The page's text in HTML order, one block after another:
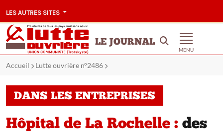
LES AUTRES SITES
LE JOURNAL
MENU
Accueil Lutte ouvrière n°2486
DANS LES ENTREPRISES
Hôpital de La Rochelle : des